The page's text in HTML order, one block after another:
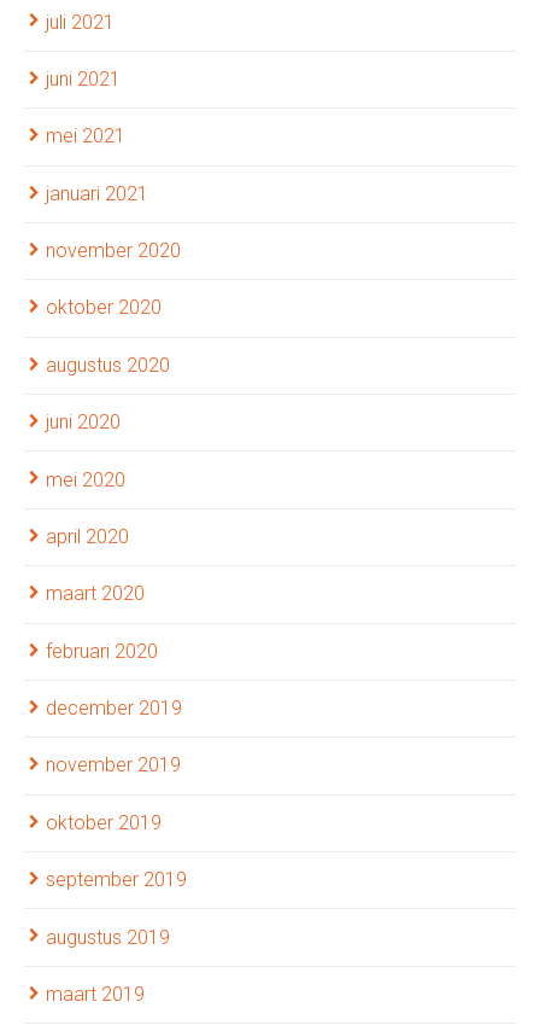
juli 2021
juni 2021
mei 2021
januari 2021
november 2020
oktober 2020
augustus 2020
juni 2020
mei 2020
april 2020
maart 2020
februari 2020
december 2019
november 2019
oktober 2019
september 2019
augustus 2019
maart 2019